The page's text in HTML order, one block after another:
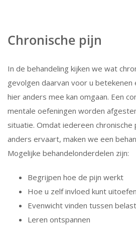
Chronische pijn
In de behandeling kijken we wat
gevolgen daarvan voor u betekenen
hier anders mee kan omgaan. Een
mentale oefeningen worden
situatie. Omdat iedereen chronische
anders ervaart, maken we een
Mogelijke behandelonderdelen zijn:
Begrijpen hoe de pijn werkt
Hoe u zelf invloed kunt
Evenwicht vinden tussen
Leren ontspannen